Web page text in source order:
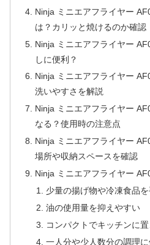
Ninja ミニエアフライヤー
は？カリッと焼けるのか確認
Ninja ミニエアフライヤー
しに便利？
Ninja ミニエアフライヤー
洗いやすさを解説
Ninja ミニエアフライヤー
なる？使用時の注意点
Ninja ミニエアフライヤー
場所や収納スペースを確認
Ninja ミニエアフライヤー
少量の揚げ物や冷凍食品
油の使用量を抑えやすい
コンパクトでキッチンに
一人分や少人数分の調理